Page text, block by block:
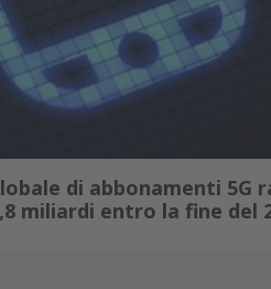
di abbonamenti 5G
miliardi entro la fine del